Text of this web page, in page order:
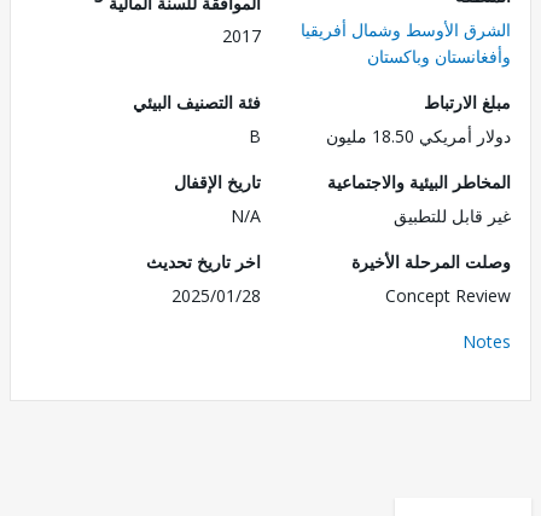
الأوسط وشمال أفريقيا
وباكستان
2017
18.50 مليون
فئة التصنيف البيئي
البيئية والاجتماعية
للتطبيق
تاريخ الإقفال
المرحلة الأخيرة
Concept
اخر تاريخ تحديث
2025/01/28